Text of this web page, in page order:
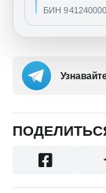
БИН